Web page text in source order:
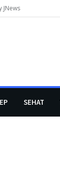
JNews
SEHAT